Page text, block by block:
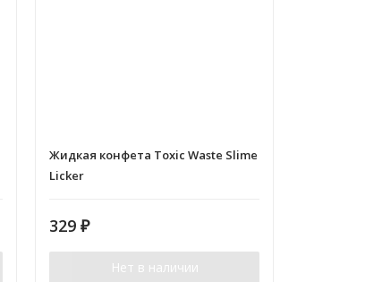
Жидкая конфета Toxic Waste Slime
Licker
329₽
Нет в наличии